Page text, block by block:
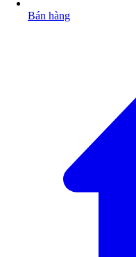
Bán hàng